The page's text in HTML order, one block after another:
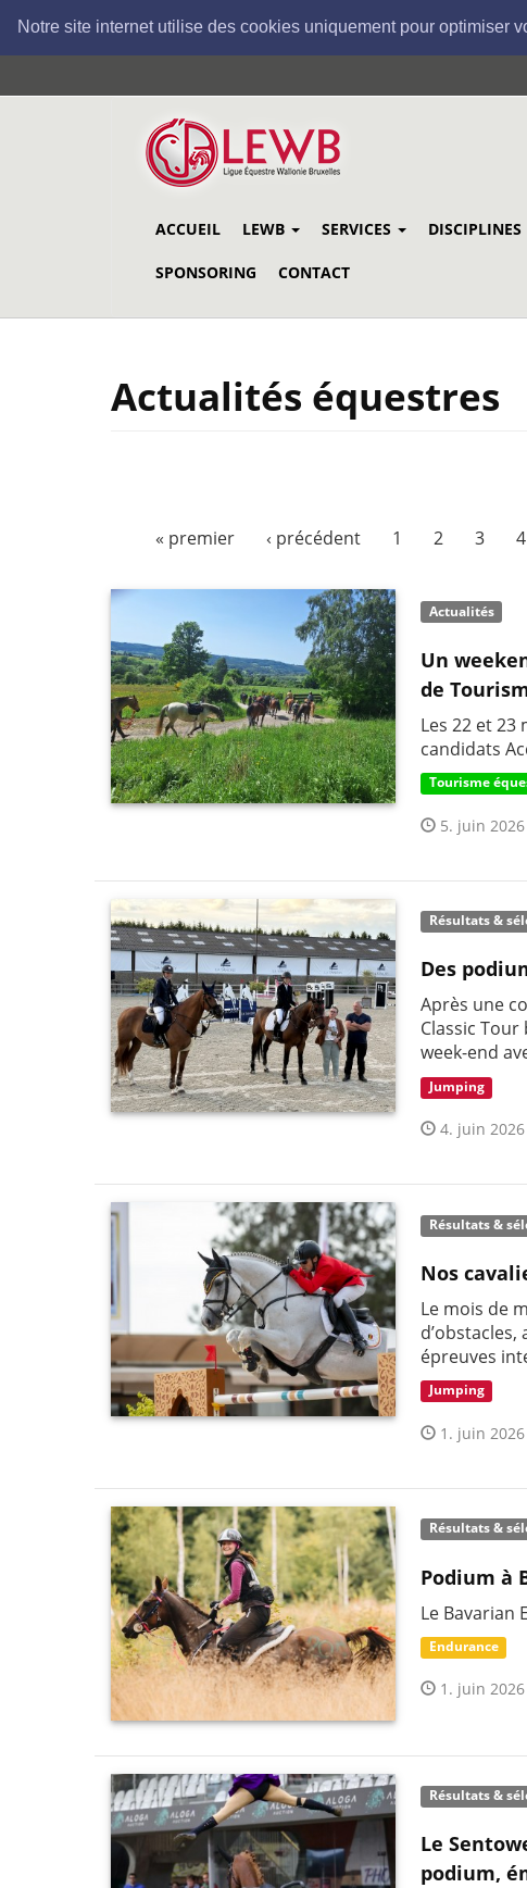
Notre site internet utilise des cookies uniquement pour optimiser
au
ACCUEIL LEWB SERVICES DISCIPLINES
SPONSORING CONTACT
Actualités équestres
« premier ‹ précédent 1 2 3 4
Actualités
Un
de
Les 22 et
candidats
Tourisme
5. juin
Résultats &
Des
Après une
Classic
week-end
Jumping
4. juin
Résultats &
Nos
Le mois de
épreuves
Jumping
1. juin
Résultats &
Podium à
Le Bavarian
Endurance
1. juin
Résultats &
Le
podium,